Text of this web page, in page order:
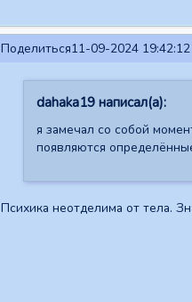
Поделиться11-09-2024 19:42:12
dahaka19 написал(а):
я замечал со собой
появляются
Психика неотделима от тела.